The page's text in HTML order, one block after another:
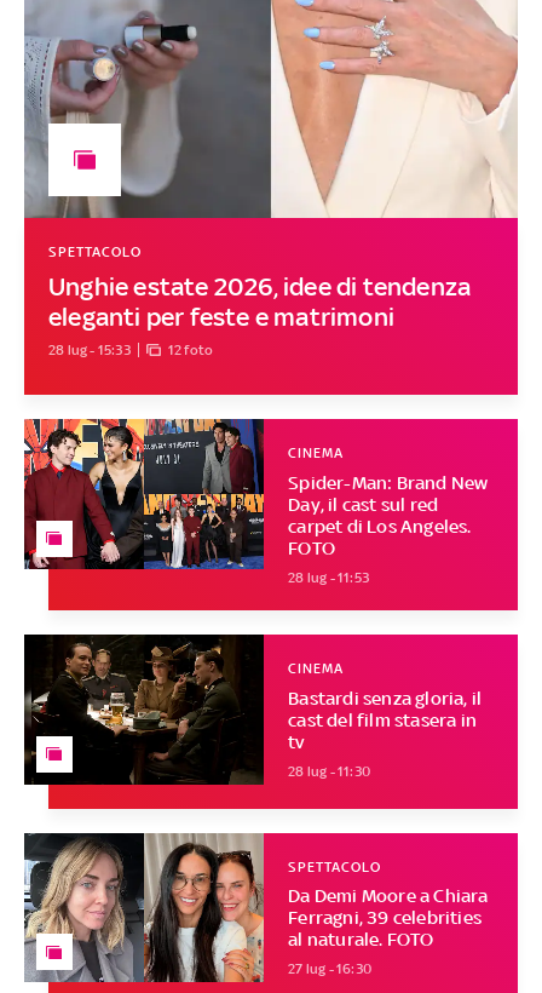
Unghie estate 2026, idee di tendenza
eleganti per feste e matrimoni
SPETTACOLO
28 lug - 15:33 12 foto
Spider-Man: Brand New
Day, il cast sul red
carpet di Los Angeles.
FOTO
CINEMA
28 lug - 11:53
Bastardi senza gloria, il
cast del film stasera in
tv
CINEMA
28 lug - 11:30
Da Demi Moore a Chiara
Ferragni, 39 celebrities
al naturale. FOTO
SPETTACOLO
27 lug - 16:30